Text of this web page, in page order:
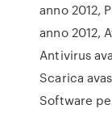
anno 2012,
anno 2012,
Antivirus
Scarica
Software